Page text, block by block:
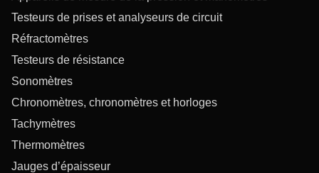
Testeurs de prises et analyseurs de circuit
Réfractomètres
Testeurs de résistance
Sonomètres
Chronomètres, chronomètres et horloges
Tachymètres
Thermomètres
Jauges d’épaisseur